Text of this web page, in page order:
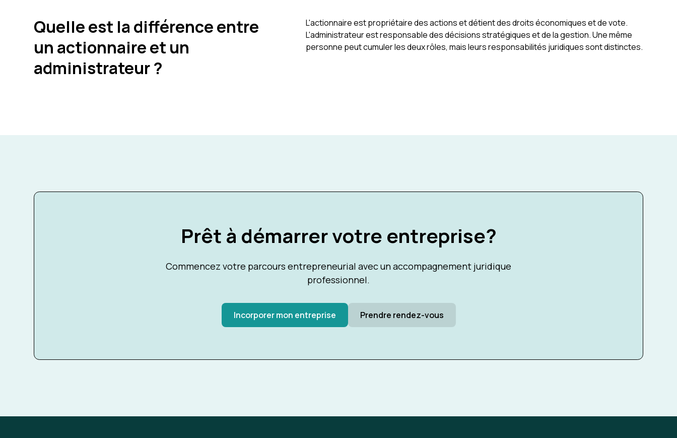
Quelle est la différence entre
un actionnaire et un
administrateur ?
L'actionnaire est propriétaire des actions et détient des droits économiques et de vote.
L'administrateur est responsable des décisions stratégiques et de la gestion. Une même
personne peut cumuler les deux rôles, mais leurs responsabilités juridiques sont distinctes.
Prêt à démarrer votre entreprise?
Commencez votre parcours entrepreneurial avec un accompagnement juridique
professionnel.
Incorporer mon entreprise Prendre rendez-vous